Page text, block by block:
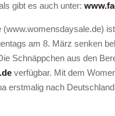
gibt es auch unter:
(www.womensdaysale.de)
am 8. März senken
Schnäppchen aus den
verfügbar. Mit dem
erstmalig nach